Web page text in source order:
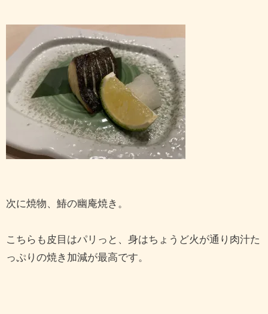
次に焼物、鰆の幽庵焼き。
こちらも皮目はパリっと、身はちょうど火が通り肉汁た
っぷりの焼き加減が最高です。